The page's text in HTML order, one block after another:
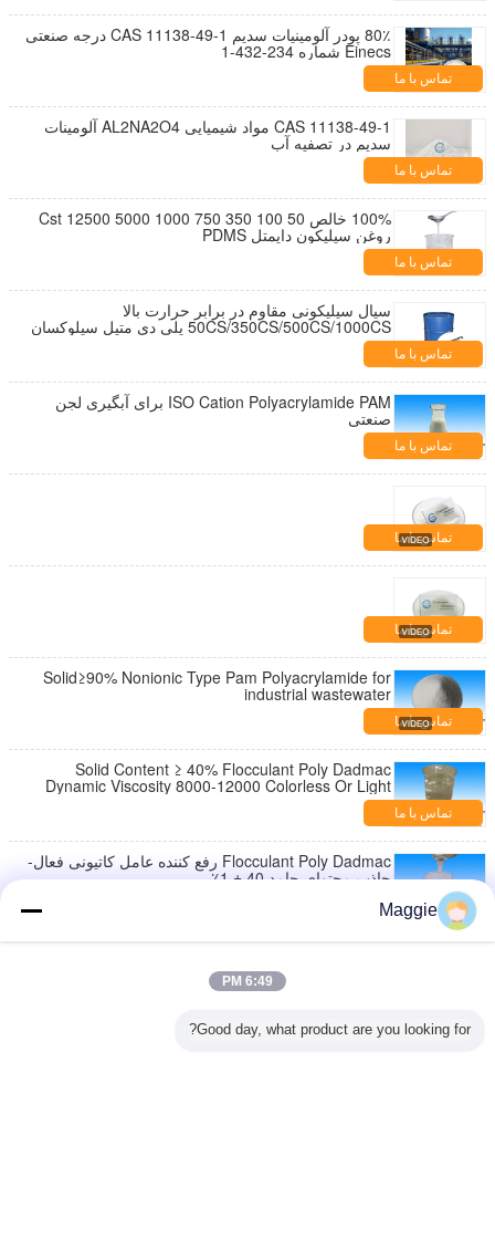
80٪ پودر آلومینیات سدیم CAS 11138-49-1 درجه صنعتی
Einecs شماره 234-432-1
تماس با ما
CAS 11138-49-1 مواد شیمیایی AL2NA2O4 آلومینات
سدیم در تصفیه آب
تماس با ما
100% خالص 50 100 350 750 1000 5000 12500 Cst
روغن سیلیکون دایمتل PDMS
تماس با ما
سیال سیلیکونی مقاوم در برابر حرارت بالا
50CS/350CS/500CS/1000CS پلی دی متیل سیلوکسان
ها روغن سیلیکون Pdms تماس با ما
ISO Cation Polyacrylamide PAM برای آبگیری لجن
صنعتی
تماس با ما
تماس با ما
تماس با ما
Solid≥90% Nonionic Type Pam Polyacrylamide for
industrial wastewater
تماس با ما
Solid Content ≥ 40% Flocculant Poly Dadmac
Dynamic Viscosity 8000-12000 Colorless Or Light
Color Liquid تماس با ما
Flocculant Poly Dadmac رفع کننده عامل کاتیونی فعال-
جاذب محتوای جامد 40 ± 1٪
تماس با ما
عامل رطوبت مواد جامد 40 ± 1٪
کاتیونی فعال-جاذب پلی دیالیل دی متیل آمونیوم کلراید
Maggie
6:49 PM
Good day, what product are you looking for?